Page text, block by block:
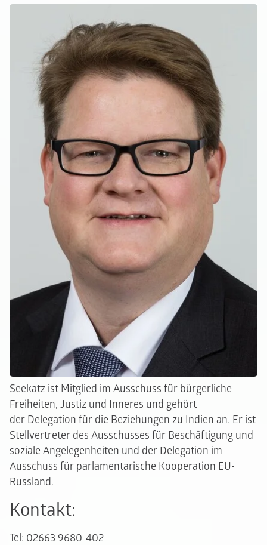
Seekatz ist Mitglied im Ausschuss für bürgerliche
Freiheiten, Justiz und Inneres und gehört
der Delegation für die Beziehungen zu Indien an. Er ist
Stellvertreter des Ausschusses für Beschäftigung und
soziale Angelegenheiten und der Delegation im
Ausschuss für parlamentarische Kooperation EU-
Russland.
Kontakt:
Tel: 02663 9680-402